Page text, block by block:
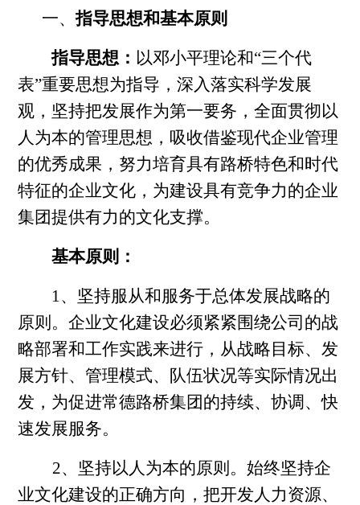
一、指导思想和基本原则
指导思想： 以邓小平理论和“三个代
表”重要思想为指导，深入落实科学发展
观，坚持把发展作为第一要务，全面贯彻以
人为本的管理思想，吸收借鉴现代企业管理
的优秀成果，努力培育具有路桥特色和时代
特征的企业文化，为建设具有竞争力的企业
集团提供有力的文化支撑。
基本原则：
1、坚持服从和服务于总体发展战略的
原则。企业文化建设必须紧紧围绕公司的战
略部署和工作实践来进行，从战略目标、发
展方针、管理模式、队伍状况等实际情况出
发，为促进常德路桥集团的持续、协调、快
速发展服务。
2、坚持以人为本的原则。始终坚持企
业文化建设的正确方向，把开发人力资源、